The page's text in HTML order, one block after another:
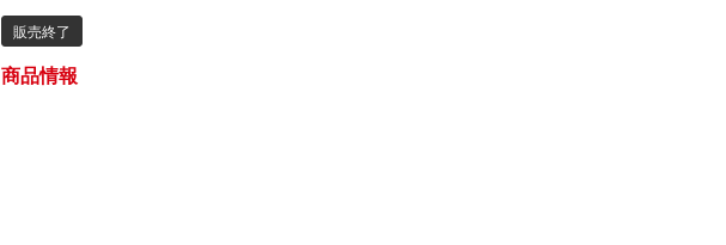
商品情報